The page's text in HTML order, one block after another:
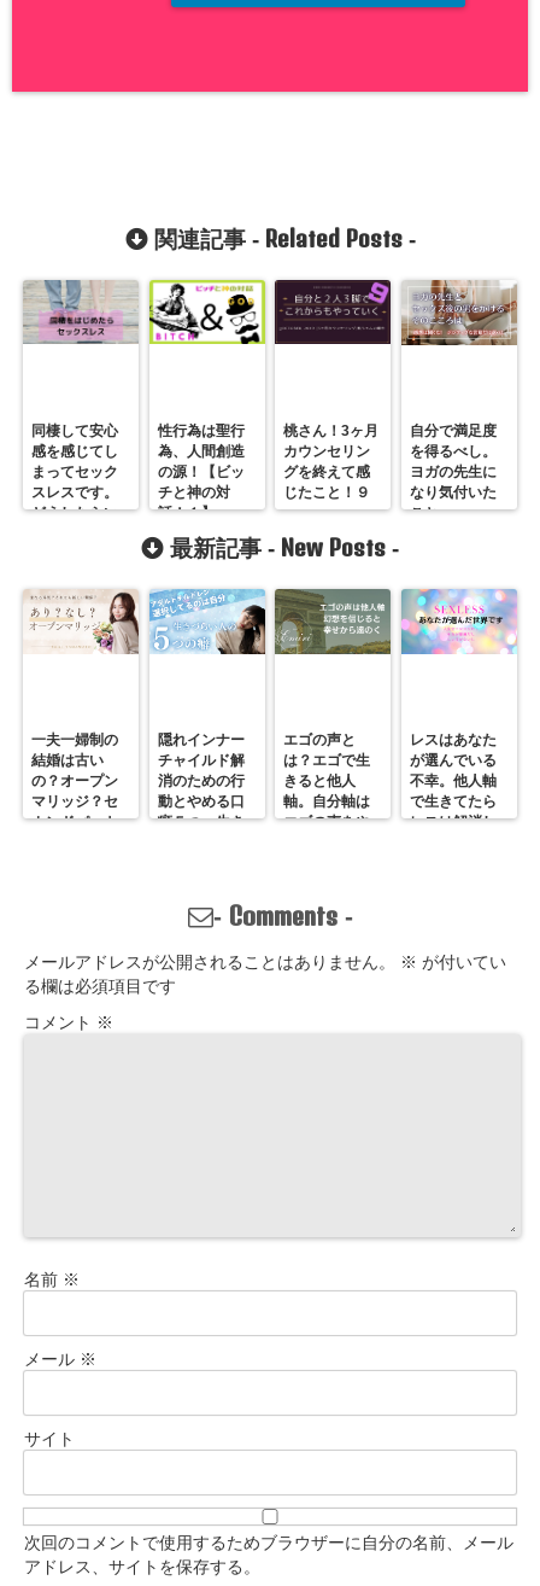
関連記事 - Related Posts-
同棲して安心
感を感じてし
まってセック
スレスです。
どうしたらい
性行為は聖行
為、人間創造
の源！【ビッ
チと神の対
話！１】
桃さん！3ヶ月
カウンセリン
グを終えて感
じたこと！９
自分で満足度
を得るべし。
ヨガの先生に
なり気付いた
こと
最新記事 - New Posts -
一夫一婦制の
結婚は古い
の？オープン
マリッジ？セ
カンドパート
隠れインナー
チャイルド解
消のための行
動とやめる口
癖５つ。生き
関係改善方法
はここにある
エゴの声と
は？エゴで生
きると他人
軸。自分軸は
エゴの声をや
レスはあなた
が選んでいる
不幸。他人軸
で生きてたら
レスは解消し
- Comments-
メールアドレスが公開されることはありません。 ※ が付いてい
る欄は必須項目です
コメント ※
名前 ※
メール ※
サイト
次回のコメントで使用するためブラウザーに自分の名前、メール
アドレス、サイトを保存する。